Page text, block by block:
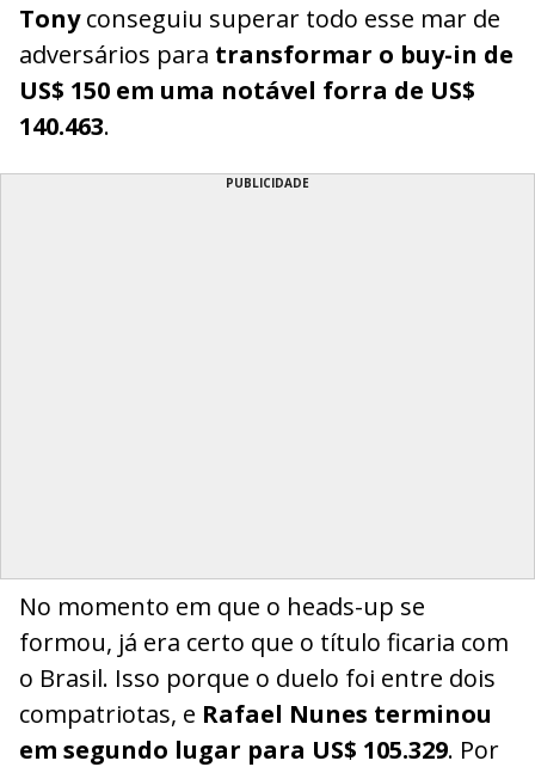
Tonyconseguiu superar todo esse mar de
adversários para transformar o buy-in de
US$ 150 em uma notável forra de US$
140.463.
PUBLICIDADE
No momento em que o heads-up se
formou, já era certo que o título ficaria com
o Brasil. Isso porque o duelo foi entre dois
compatriotas, e Rafael Nunes terminou
em segundo lugar para US$ 105.329. Por